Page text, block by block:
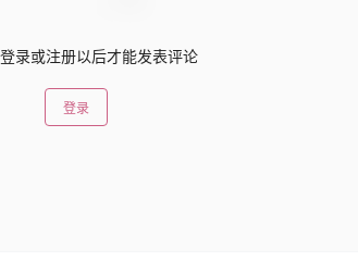
录或注册以后才能发表评论
登录